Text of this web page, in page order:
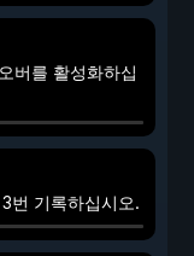
버를 활성화하십
번 기록하십시오.